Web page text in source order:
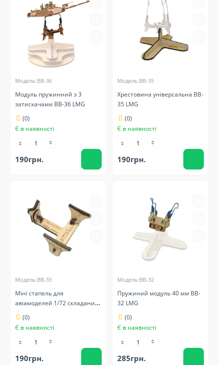
Модель:BB-36
Модуль пружинний з 3
затискачами BB-36 LMG
(0)
Є в наявності
190грн.
Модель:BB-35
Хрестовина універсальна BB-
35 LMG
(0)
Є в наявності
190грн.
Модель:BB-33
Міні стапель для
авіамоделей 1/72 складаний
BB-33 LMG
(0)
Є в наявності
190грн.
Модель:BB-32
Пружиний модуль 40 мм BB-
32 LMG
(0)
Є в наявності
285грн.